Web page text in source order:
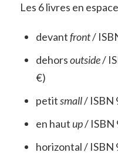
Les 6 livres en
devantfront/
dehorsoutside/
€)
petitsmall/ ISBN
en hautup/ ISBN
horizontal / ISBN